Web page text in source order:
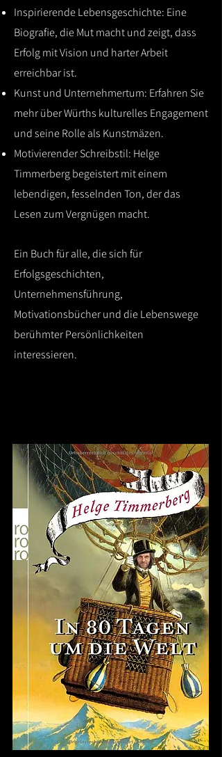
Inspirierende Lebensgeschichte: Eine
Biografie, die Mut macht und zeigt, dass
Erfolg mit Vision und harter Arbeit
erreichbar ist.
Kunst und Unternehmertum: Erfahren Sie
mehr über Würths kulturelles Engagement
und seine Rolle als Kunstmäzen.
Motivierender Schreibstil: Helge
Timmerberg begeistert mit einem
lebendigen, fesselnden Ton, der das
Lesen zum Vergnügen macht.
Ein Buch für alle, die sich für
Erfolgsgeschichten,
Unternehmensführung,
Motivationsbücher und die Lebenswege
berühmter Persönlichkeiten
interessieren.